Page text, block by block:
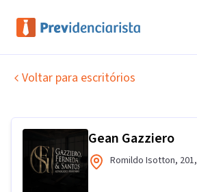
Voltar para escritórios
Gean Gazziero
Romildo Isotton, 201,